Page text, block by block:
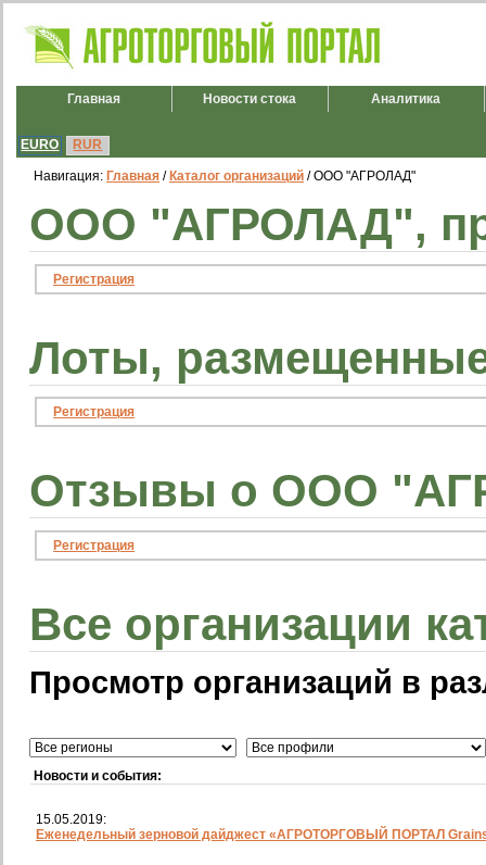
Главная Новости стока Аналитика
EURO RUR
Навигация: Главная / Каталог организаций / OOO "АГРОЛАД"
OOO "АГРОЛАД",
Регистрация
Лоты,
Регистрация
Отзывы о OOO
Регистрация
Все организации
Просмотр организаций в
Новости и события:
15.05.2019:
Еженедельный зерновой дайджест «АГРОТОРГОВЫЙ ПОРТАЛ